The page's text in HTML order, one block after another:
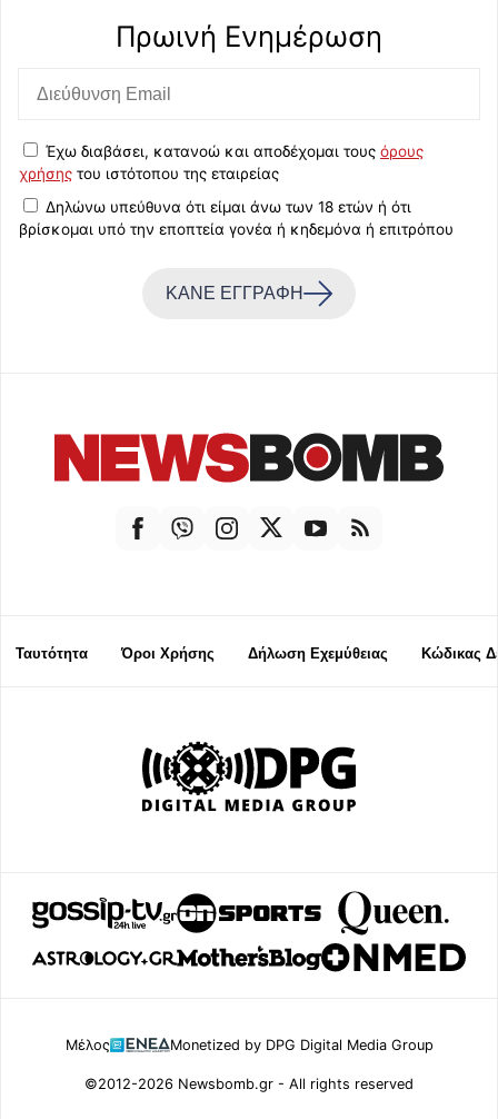
Πρωινή Eνημέρωση
Έχω διαβάσει, κατανοώ και αποδέχομαι τους όρους
χρήσης του ιστότοπου της εταιρείας
Δηλώνω υπεύθυνα ότι είμαι άνω των 18 ετών ή ότι
βρίσκομαι υπό την εποπτεία γονέα ή κηδεμόνα ή επιτρόπου
ΚΑΝΕ ΕΓΓΡΑΦΗ
Ταυτότητα Όροι Χρήσης Δήλωση Εχεμύθειας Κώδικας
Μέλος Monetized by DPG Digital Media Group
©2012-2026 Newsbomb.gr - All rights reserved